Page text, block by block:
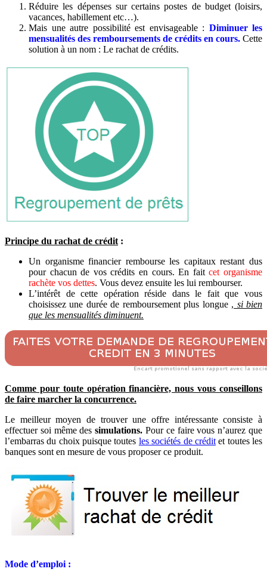
Réduire les dépenses sur certains postes de budget (loisirs,
vacances, habillement etc…).
Mais une autre possibilité est envisageable : Diminuer les
mensualités des remboursements de crédits en cours. Cette
solution à un nom : Le rachat de crédits.
Principe du rachat de crédit :
Un organisme financier rembourse les capitaux restant dus
pour chacun de vos crédits en cours. En faitcet organisme
rachète vos dettes. Vous devez ensuite les lui rembourser.
L’intérêt de cette opération réside dans le fait que vous
choisissez une durée de remboursement plus longue , si bien
que les mensualités diminuent.
Comme pour toute opération financière, nous vous conseillons
de faire marcher la concurrence.
Le meilleur moyen de trouver une offre intéressante consiste à
effectuer soi même des simulations. Pour ce faire vous n’aurez que
l’embarras du choix puisque toutes les sociétés de créditet toutes les
banques sont en mesure de vous proposer ce produit.
Mode d’emploi :